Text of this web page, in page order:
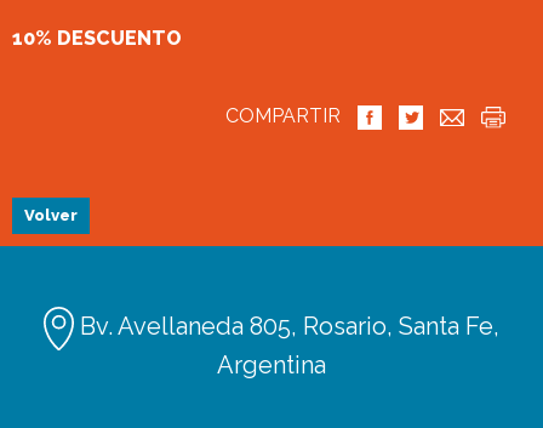
10% DESCUENTO
COMPARTIR
Volver
Bv. Avellaneda 805, Rosario, Santa Fe,
Argentina